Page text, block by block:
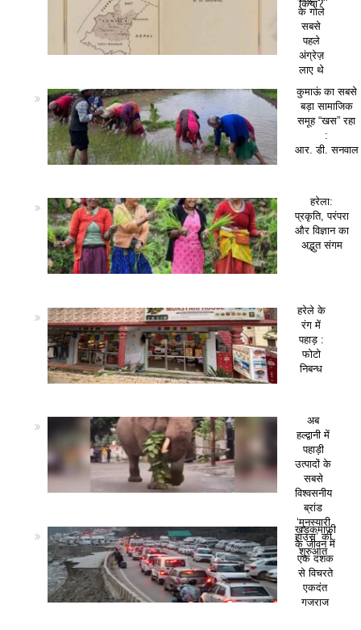
किया?
के गोले
सबसे
पहले
अंग्रेज़
लाए थे
कुमाऊं का सबसे
बड़ा सामाजिक
समूह “खस” रहा
:
आर. डी. सनवाल
हरेला:
प्रकृति, परंपरा
और विज्ञान का
अद्भुत संगम
हरेले के
रंग में
पहाड़ :
फोटो
निबन्ध
अब
हल्द्वानी में
पहाड़ी
उत्पादों के
सबसे
विश्वसनीय
ब्रांड
‘मुनस्यारी
हाउस’ की
शुरुआत
खड़कमाफी
के जीवन में
एक दशक
से विचरते
एकदंत
गजराज